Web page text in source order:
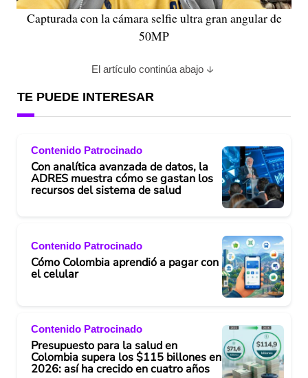
Capturada con la cámara selfie ultra gran angular de
50MP
El artículo continúa abajo
TE PUEDE INTERESAR
Contenido Patrocinado
Con analítica avanzada de datos, la
ADRES muestra cómo se gastan los
recursos del sistema de salud
Contenido Patrocinado
Cómo Colombia aprendió a pagar con
el celular
Contenido Patrocinado
Presupuesto para la salud en
Colombia supera los $115 billones en
2026: así ha crecido en cuatro años